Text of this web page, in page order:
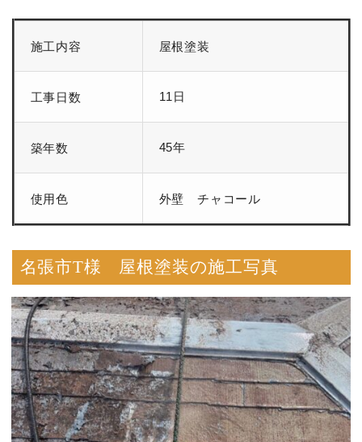
施工内容 屋根塗装
工事日数 11日
築年数 45年
使用色 外壁 チャコール
名張市T様 屋根塗装の施工写真